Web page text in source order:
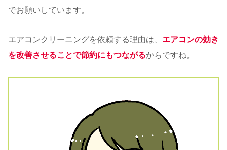
でお願いしています。
エアコンクリーニングを依頼する理由は、 エアコンの効き
を改善させることで節約にもつながるからですね。